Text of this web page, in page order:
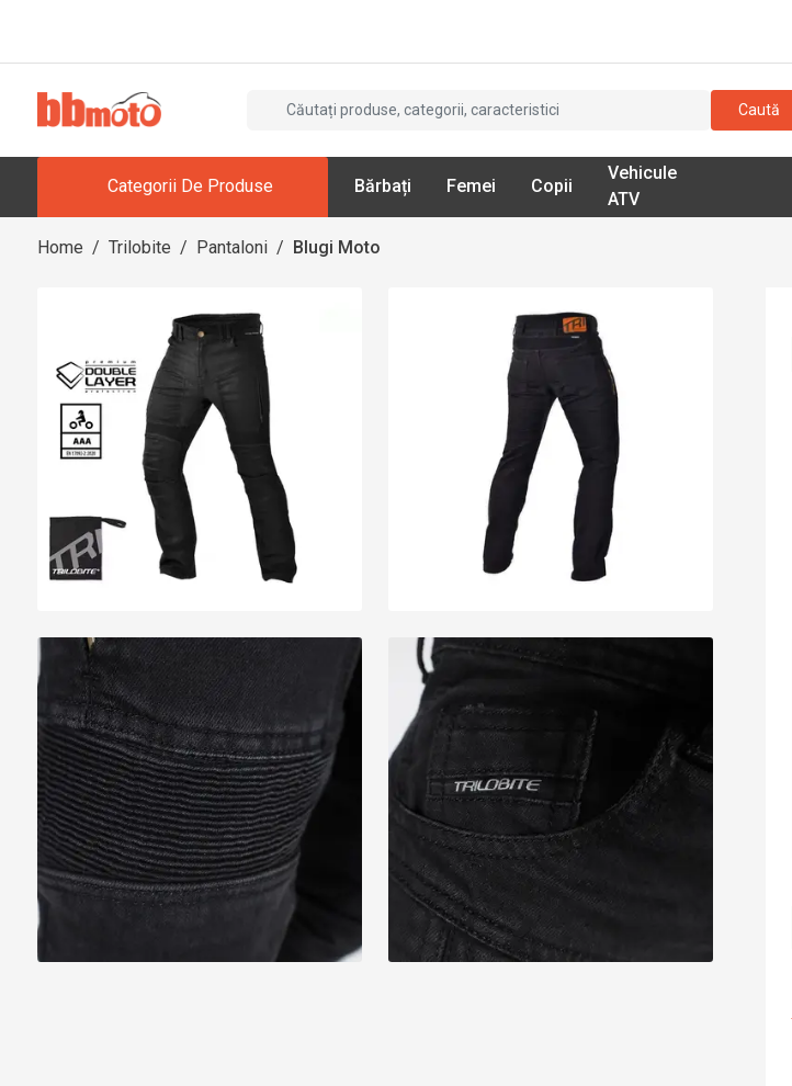
Caută
Categorii De Produse Bărbați Femei Copii
Vehicule
ATV
Home / Trilobite / Pantaloni / Blugi Moto